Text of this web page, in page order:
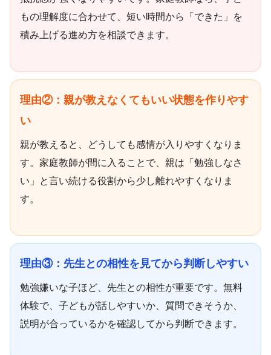
もの理解度に合わせて、短い時間から「できた」を
積み上げる進め方を相談できます。
理由②：親が教えなくてもいい状態を作りやす
い
親が教えると、どうしても感情が入りやすくなりま
す。家庭教師が間に入ることで、親は「勉強しなさ
い」と言い続ける役割から少し離れやすくなりま
す。
理由③：先生との相性を見てから判断しやすい
勉強嫌いな子ほど、先生との相性が重要です。無料
体験で、子どもが話しやすいか、質問できそうか、
説明が合っているかを確認してから判断できます。